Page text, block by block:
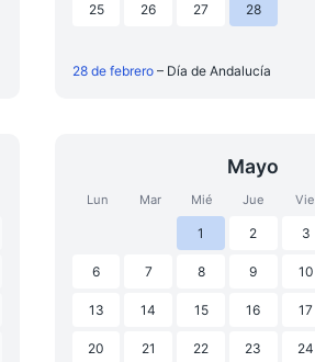
25 26 27 28
28 de febrero – Día de Andalucía
Mayo
Lun Mar Mié Jue Vie
1 2 3
6 7 8 9 10
13 14 15 16 17
20 21 22 23 24